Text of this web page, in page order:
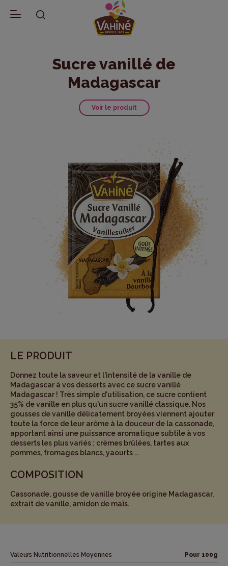
Sucre vanillé de
Madagascar
Voir le produit
LE PRODUIT
Donnez toute la saveur et l'intensité de la vanille de
Madagascar à vos desserts avec ce sucre vanillé
Madagascar ! Très simple d'utilisation, ce sucre contient
35% de vanille en plus qu'un sucre vanillé classique. Nos
gousses de vanille délicatement broyées viennent ajouter
toute la force de leur arôme à la douceur de la cassonade,
apportant ainsi une puissance aromatique subtile à vos
desserts les plus variés : crèmes brûlées, tartes aux
pommes, fromages blancs, yaourts ...
COMPOSITION
Cassonade, gousse de vanille broyée origine Madagascar,
extrait de vanille, amidon de maïs.
Valeurs Nutritionnelles Moyennes Pour 100g